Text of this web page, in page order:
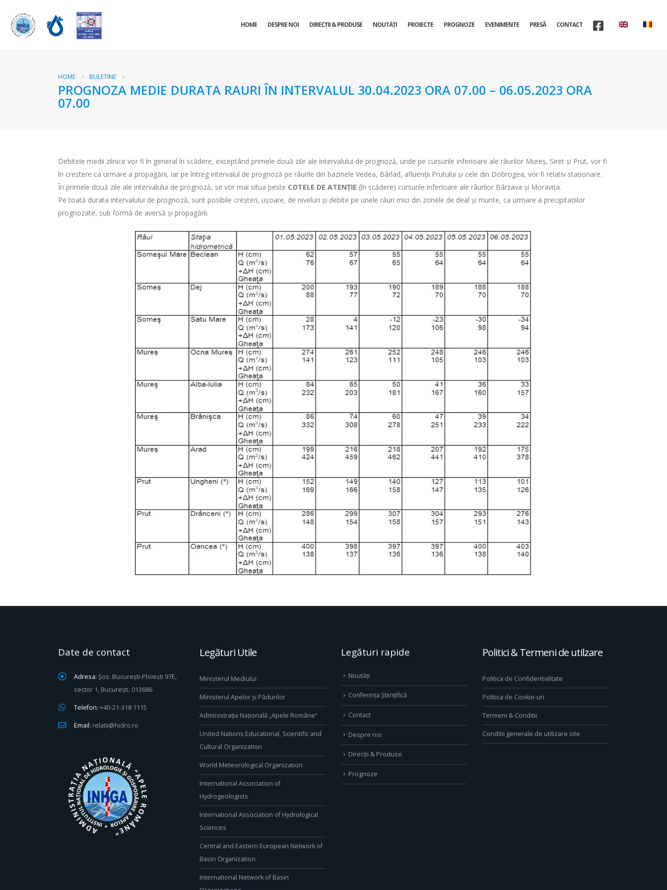
HOME DESPRE NOI DIRECŢII & PRODUSE NOUTĂȚI PROIECTE PROGNOZE EVENIMENTE PRESĂ CONTACT
HOME BULETINE
PROGNOZA MEDIE DURATA RAURI ÎN INTERVALUL 30.04.2023 ORA 07.00 – 06.05.2023 ORA
07.00
Debitele medii zilnice vor fi în general în scădere, exceptând primele două zile ale intervalului de prognoză, unde pe cursurile inferioare ale râurilor Mureș, Siret și Prut, vor fi
în creștere ca urmare a propagării, iar pe întreg intervalul de prognoză pe râurile din bazinele Vedea, Bârlad, afluenții Prutului și cele din Dobrogea, vor fi relativ staționare.
În primele două zile ale intervalului de prognoză, se vor mai situa peste COTELE DE ATENȚIE (în scădere) cursurile inferioare ale râurilor Bârzava și Moravița.
Pe toată durata intervalului de prognoză, sunt posibile creșteri, ușoare, de niveluri și debite pe unele râuri mici din zonele de deal și munte, ca urmare a precipitațiilor
prognozate, sub formă de aversă și propagării.
Date de contact
Adresa: Șos. București-Ploiești 97E,
sector 1, București, 013686
Telefon: +40-21-318 1115
Email: relatii@hidro.ro
Legături Utile
Ministerul Mediului
Ministerul Apelor și Pădurilor
Administrația Națională „Apele Române”
United Nations Educational, Scientific and
Cultural Organization
World Meteorological Organization
International Association of
Hydrogeologists
International Association of Hydrological
Sciences
Central and Eastern European Network of
Basin Organization
International Network of Basin
Legături rapide
Noutăți
Conferința Științifică
Contact
Despre noi
Direcţii & Produse
Prognoze
Politici & Termeni de utilzare
Politica de Confidentialitate
Politica de Cookie-uri
Termeni & Conditii
Conditii generale de utilizare site